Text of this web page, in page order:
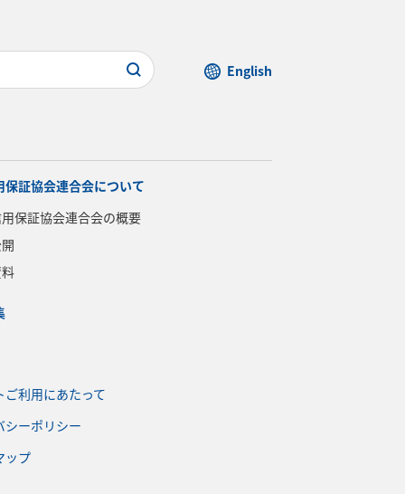
English
保証協会連合会について
保証協会連合会の概要
ご利用にあたって
シーポリシー
ップ